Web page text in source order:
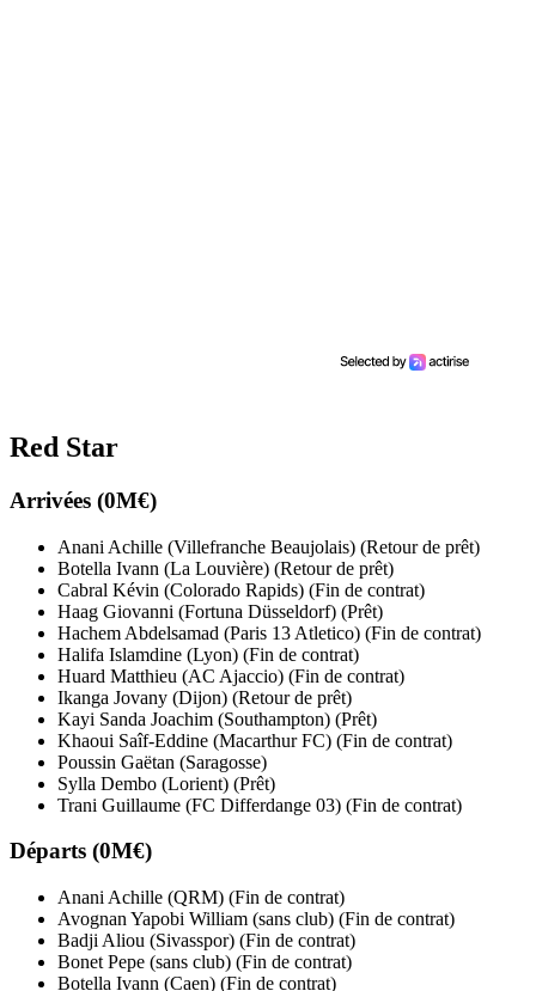
Red Star
Arrivées (0M€)
Anani Achille (Villefranche Beaujolais) (Retour de prêt)
Botella Ivann (La Louvière) (Retour de prêt)
Cabral Kévin (Colorado Rapids) (Fin de contrat)
Haag Giovanni (Fortuna Düsseldorf) (Prêt)
Hachem Abdelsamad (Paris 13 Atletico) (Fin de contrat)
Halifa Islamdine (Lyon) (Fin de contrat)
Huard Matthieu (AC Ajaccio) (Fin de contrat)
Ikanga Jovany (Dijon) (Retour de prêt)
Kayi Sanda Joachim (Southampton) (Prêt)
Khaoui Saîf-Eddine (Macarthur FC) (Fin de contrat)
Poussin Gaëtan (Saragosse)
Sylla Dembo (Lorient) (Prêt)
Trani Guillaume (FC Differdange 03) (Fin de contrat)
Départs (0M€)
Anani Achille (QRM) (Fin de contrat)
Avognan Yapobi William (sans club) (Fin de contrat)
Badji Aliou (Sivasspor) (Fin de contrat)
Bonet Pepe (sans club) (Fin de contrat)
Botella Ivann (Caen) (Fin de contrat)